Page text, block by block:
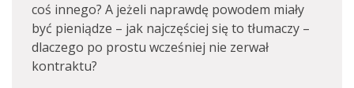
coś innego? A jeżeli naprawdę powodem miały
być pieniądze – jak najczęściej się to tłumaczy –
dlaczego po prostu wcześniej nie zerwał
kontraktu?